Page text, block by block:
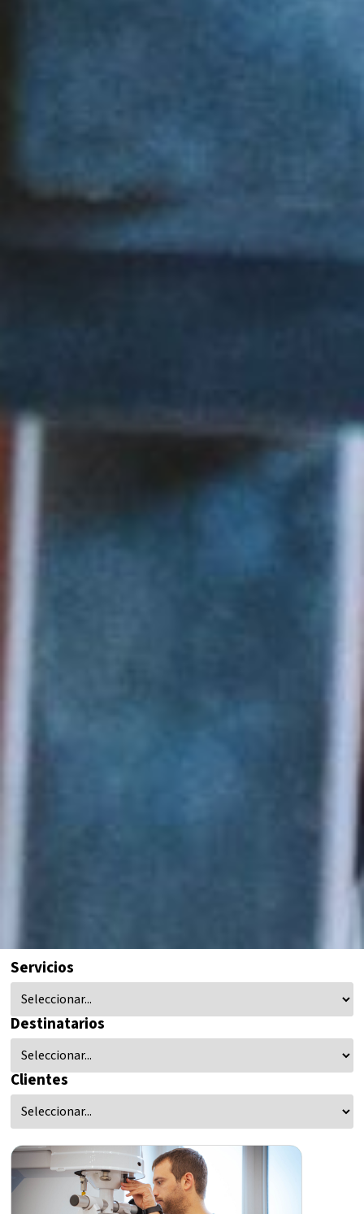
Servicios
Destinatarios
Clientes